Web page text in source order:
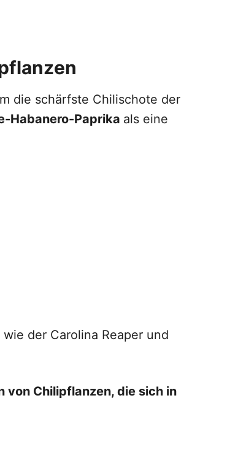
die schärfste Chilischote der
Habanero-Paprika als eine
der Carolina Reaper und
Chilipflanzen, die sich in